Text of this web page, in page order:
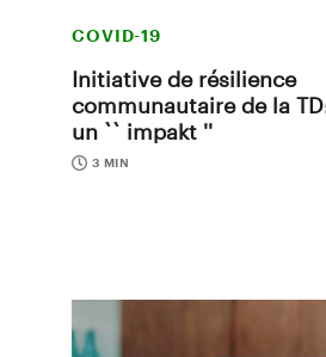
COVID-19
Initiative de résilience
communautaire de la
un `` impakt ''
3 MIN